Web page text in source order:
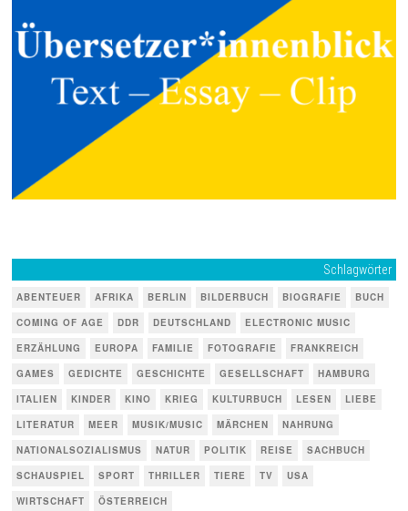
Schlagwörter
ABENTEUER AFRIKA BERLIN BILDERBUCH BIOGRAFIE
BUCH
COMING OF AGE
DDR DEUTSCHLAND
ELECTRONIC MUSIC
ERZÄHLUNG
EUROPA FAMILIE FOTOGRAFIE
FRANKREICH
GAMES
GEDICHTE GESCHICHTE GESELLSCHAFT
HAMBURG
ITALIEN
KINDER KINO KRIEG KULTURBUCH LESEN
LIEBE
LITERATUR
MEER MUSIK/MUSIC MÄRCHEN
NAHRUNG
NATIONALSOZIALISMUS
NATUR POLITIK REISE
SACHBUCH
SCHAUSPIEL
SPORT THRILLER TIERE TV
USA
WIRTSCHAFT
ÖSTERREICH